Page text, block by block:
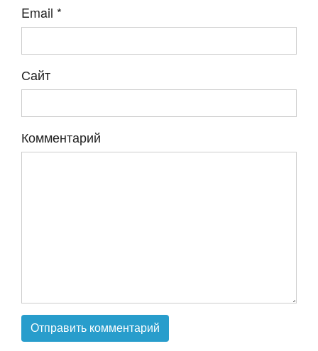
Email *
Сайт
Комментарий